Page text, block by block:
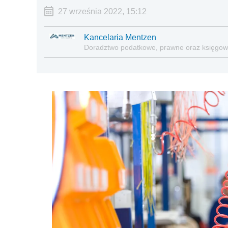
27 września 2022, 15:12
Kancelaria Mentzen
Doradztwo podatkowe, prawne oraz